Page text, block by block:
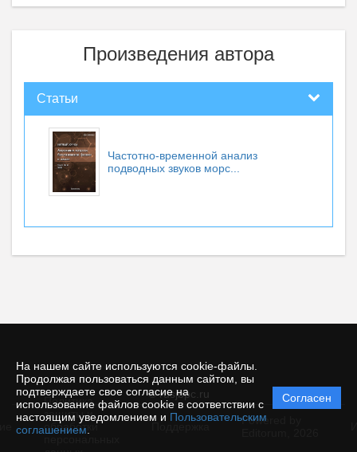
На нашем сайте используются cookie-файлы.
Продолжая пользоваться данным сайтом, вы
подтверждаете свое согласие на
использование файлов cookie в соответствии с
настоящим уведомлением и Пользовательским
соглашением
Согласен
Произведения автора
Статьи
Частотно-временной анализ
подводных звуков морс...
© rusjbpc.ru
Политика
защиты и
обработки
Powered by